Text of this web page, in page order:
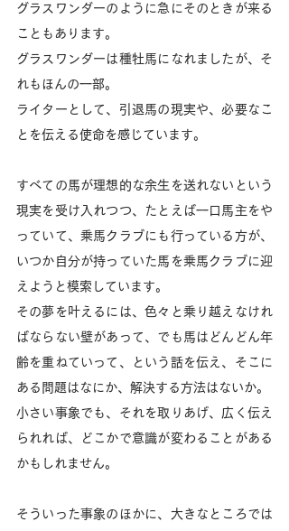
グラスワンダーのように急にそのときが来る
こともあります。
グラスワンダーは種牡馬になれましたが、そ
れもほんの一部。
ライターとして、引退馬の現実や、必要なこ
とを伝える使命を感じています。
すべての馬が理想的な余生を送れないという
現実を受け入れつつ、たとえば一口馬主をや
っていて、乗馬クラブにも行っている方が、
いつか自分が持っていた馬を乗馬クラブに迎
えようと模索しています。
その夢を叶えるには、色々と乗り越えなけれ
ばならない壁があって、でも馬はどんどん年
齢を重ねていって、という話を伝え、そこに
ある問題はなにか、解決する方法はないか。
小さい事象でも、それを取りあげ、広く伝え
られれば、どこかで意識が変わることがある
かもしれません。
そういった事象のほかに、大きなところでは